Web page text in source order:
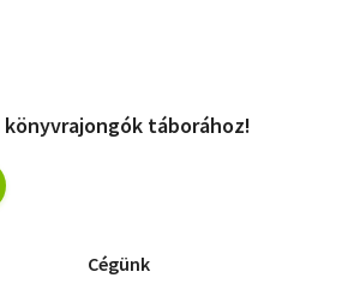
könyvrajongók táborához!
Cégünk